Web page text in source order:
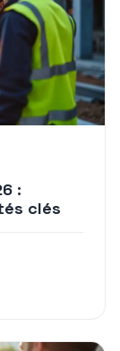
:
clés